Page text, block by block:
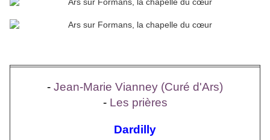
- Jean-Marie Vianney (Curé d'Ars)
- Les prières
Dardilly